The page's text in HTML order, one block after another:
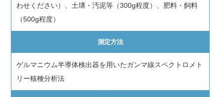
わせください）、土壌・汚泥等（300g程度）、肥料・飼料
（500g程度）
測定方法
ゲルマニウム半導体検出器を用いたガンマ線スペクトロメト
リー核種分析法